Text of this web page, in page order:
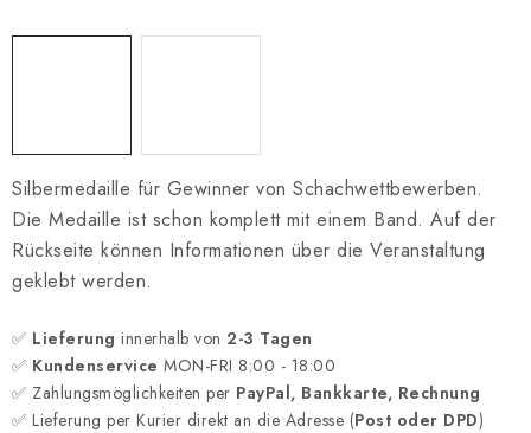
Geschäftsbedingungen
Silbermedaille für Gewinner von Schachwettbewerben.
Die Medaille ist schon komplett mit einem Band. Auf der
Rückseite können Informationen über die Veranstaltung
geklebt werden.
✅ Lieferung innerhalb von 2-3 Tagen
✅ Kundenservice MON-FRI 8:00 - 18:00
✅ Zahlungsmöglichkeiten per PayPal, Bankkarte, Rechnung
✅ Lieferung per Kurier direkt an die Adresse (Post oder DPD)